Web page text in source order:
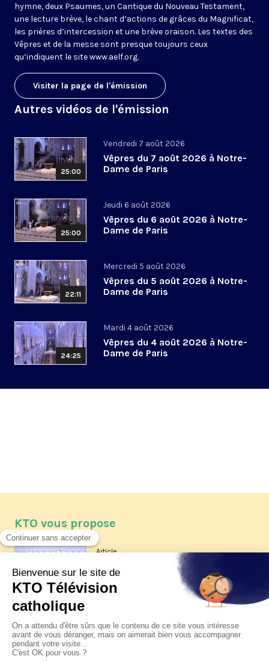
hymne, deux Psaumes, un Cantique du Nouveau Testament,
une lecture brève, le chant d’actions de grâces du Magnificat,
les prières d’intercession et une brève oraison. Les textes des
Vêpres et de la messe sont presque toujours ceux
qu’indiquent le sitewww.aelf.org.
Visiter la page de l'émission
Autres vidéos de l'émission
25:00
Vendredi 7 août 2026
Vêpres du 7 août 2026 à Notre-
Dame de Paris
25:00
Jeudi 6 août 2026
Vêpres du 6 août 2026 à Notre-
Dame de Paris
22:11
Mercredi 5 août 2026
Vêpres du 5 août 2026 à Notre-
Dame de Paris
24:25
Mardi 4 août 2026
Vêpres du 4 août 2026 à Notre-
Dame de Paris
KTO vous propose
Article
Les reportages d'été 2026 de KTO
La visite pastorale du pape Léon
XIV à Assise à suivre sur KTO le
jeudi 6 août